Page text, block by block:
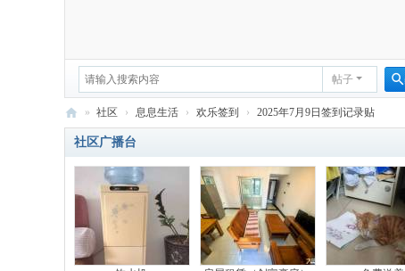
帖子
索
六
百
比
» 社区 › 息息生活 › 欢乐签到 › 2025年7月9日签到记录贴
社区广播台